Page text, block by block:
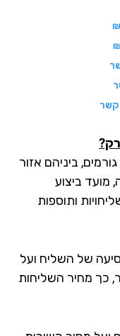
קשר
ביניהם אזור
מועד ביצוע
ותוספות
של השליח ועל
כך מחיר השליחות